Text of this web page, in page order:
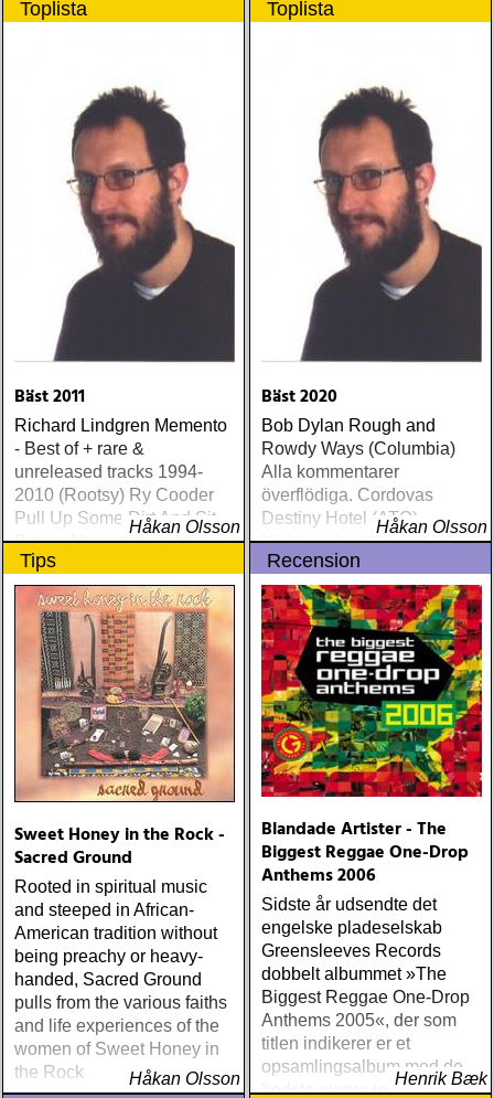
Toplista
Bäst 2011
Richard Lindgren Memento
- Best of + rare &
unreleased tracks 1994-
2010 (Rootsy) Ry Cooder
Pull Up Some Dirt And Sit
Down (Nonesuch) Tom
Russell Mesabi (Proper)
Deadman Take Up Your
Mat and Walk (Rootsy)
Eilen Jewel Queen of the
Minor Key (Signature
Sound) Matraca Berg The
Dreaming Fields (Dualtone)
Amos Lee Mission Bell
(Blue Note) Lucinda
Williams Blessed (Lost
Highway) Various The
1973 (Kent) Steve Earle I’ll
Never Get Out Of This
World Alive (New West) OK
Star Orchestra The Beat
and the Melody (Rootsy)
Chip Taylor Rock and Roll
Joe (Trainwreck) Israel
Nash Gripka Barn Doors &
Concrete Floors
(Continental Song City)
Levon Helm Live At The
Håkan Olsson
Toplista
Bäst 2020
Bob Dylan Rough and
Rowdy Ways (Columbia)
Alla kommentarer
överflödiga. Cordovas
Destiny Hotel (ATO)
Världens bästa liveband
visar nu klassen även på
skiva
Håkan Olsson
Tips
Sweet Honey in the Rock -
Sacred Ground
Rooted in spiritual music
and steeped in African-
American tradition without
being preachy or heavy-
handed, Sacred Ground
pulls from the various faiths
and life experiences of the
women of Sweet Honey in
the Rock
Håkan Olsson
Recension
Blandade Artister - The
Biggest Reggae One-Drop
Anthems 2006
Sidste år udsendte det
engelske pladeselskab
Greensleeves Records
dobbelt albummet »The
Biggest Reggae One-Drop
Anthems 2005«, der som
titlen indikerer er et
opsamlingsalbum med de
bedste numre indenfor den
Henrik Bæk